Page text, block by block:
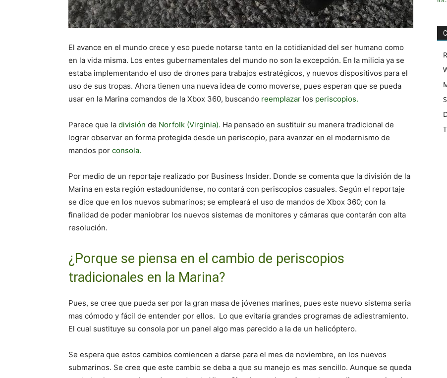
El avance en el mundo crece y eso puede notarse tanto en la cotidianidad del ser humano como
en la vida misma. Los entes gubernamentales del mundo no son la excepción. En la milicia ya se
estaba implementando el uso de drones para trabajos estratégicos, y nuevos dispositivos para el
uso de sus tropas. Ahora tienen una nueva idea de como moverse, pues esperan que se pueda
usar en la Marina comandos de la Xbox 360, buscando reemplazar los periscopios.
Parece que la división de Norfolk (Virginia). Ha pensado en sustituir su manera tradicional de
lograr observar en forma protegida desde un periscopio, para avanzar en el modernismo de
mandos por consola.
Por medio de un reportaje realizado por Business Insider. Donde se comenta que la división de la
Marina en esta región estadounidense, no contará con periscopios casuales. Según el reportaje
se dice que en los nuevos submarinos; se empleará el uso de mandos de Xbox 360; con la
finalidad de poder maniobrar los nuevos sistemas de monitores y cámaras que contarán con alta
resolución.
¿Porque se piensa en el cambio de periscopios
tradicionales en la Marina?
Pues, se cree que pueda ser por la gran masa de jóvenes marines, pues este nuevo sistema seria
mas cómodo y fácil de entender por ellos. Lo que evitaría grandes programas de adiestramiento.
El cual sustituye su consola por un panel algo mas parecido a la de un helicóptero.
Se espera que estos cambios comiencen a darse para el mes de noviembre, en los nuevos
submarinos. Se cree que este cambio se deba a que su manejo es mas sencillo. Aunque se queda